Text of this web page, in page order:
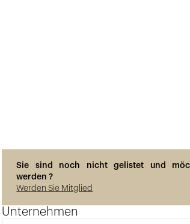
Sie sind noch nicht gelistet und
werden ?
Werden Sie Mitglied
Unternehmen